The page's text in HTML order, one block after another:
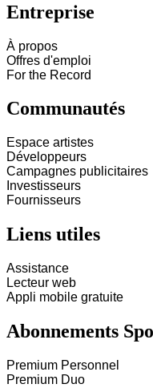
Entreprise
À propos
Offres d'emploi
For the Record
Communautés
Espace artistes
Développeurs
Campagnes publicitaires
Investisseurs
Fournisseurs
Liens utiles
Assistance
Lecteur web
Appli mobile gratuite
Abonnements
Premium Personnel
Premium Duo